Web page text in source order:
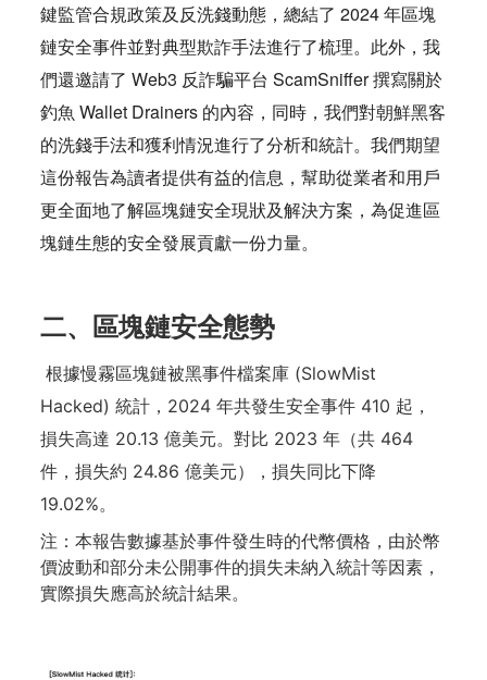
鍵監管合規政策及反洗錢動態，總結了 2024 年區塊
鏈安全事件並對典型欺詐手法進行了梳理。此外，我
們還邀請了 Web3 反詐騙平台 ScamSniffer 撰寫關於
釣魚 Wallet Drainers 的內容，同時，我們對朝鮮黑客
的洗錢手法和獲利情況進行了分析和統計。我們期望
這份報告為讀者提供有益的信息，幫助從業者和用戶
更全面地了解區塊鏈安全現狀及解決方案，為促進區
塊鏈生態的安全發展貢獻一份力量。
二、區塊鏈安全態勢
根據慢霧區塊鏈被黑事件檔案庫 (SlowMist
Hacked) 統計，2024 年共發生安全事件 410 起，
損失高達 20.13 億美元。對比 2023 年（共 464
件，損失約 24.86 億美元），損失同比下降
19.02%。
注：本報告數據基於事件發生時的代幣價格，由於幣
價波動和部分未公開事件的損失未納入統計等因素，
實際損失應高於統計結果。